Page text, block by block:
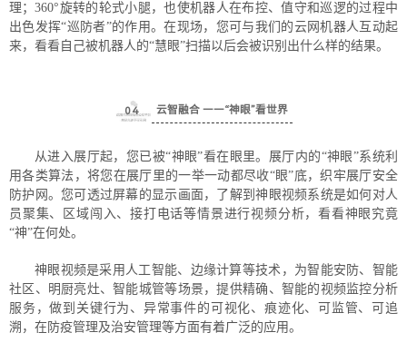
理；360°旋转的轮式小腿，也使机器人在布控、值守和巡逻的过程中
出色发挥“巡防者”的作用。在现场，您可与我们的云网机器人互动起
来，看看自己被机器人的“慧眼”扫描以后会被识别出什么样的结果。
04 云智融合 ——“神眼”看世界
从进入展厅起，您已被“神眼”看在眼里。展厅内的“神眼”系统利
用各类算法，将您在展厅里的一举一动都尽收“眼”底，织牢展厅安全
防护网。您可透过屏幕的显示画面，了解到神眼视频系统是如何对人
员聚集、区域闯入、接打电话等情景进行视频分析，看看神眼究竟
“神”在何处。
神眼视频是采用人工智能、边缘计算等技术，为智能安防、智能
社区、明厨亮灶、智能城管等场景，提供精确、智能的视频监控分析
服务，做到关键行为、异常事件的可视化、痕迹化、可监管、可追
溯，在防疫管理及治安管理等方面有着广泛的应用。